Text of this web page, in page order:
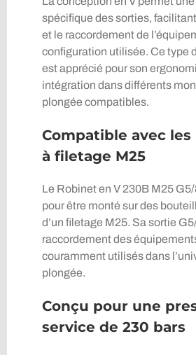
spécifique des sorties,
et le raccordement de
configuration utilisée. Ce type
est apprécié pour son
intégration dans différents
plongée compatibles.
Compatible avec
à filetage M25
Le Robinet en V 230B M25
pour être monté sur des
d’un filetage M25. Sa sortie
raccordement des
couramment utilisés dans
plongée.
Conçu pour une
service de 230 bars